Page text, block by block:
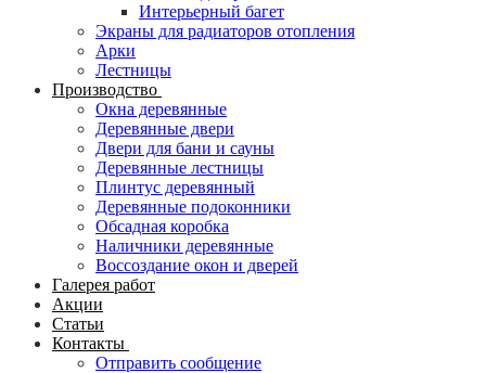
Интерьерный багет
Экраны для радиаторов отопления
Арки
Лестницы
Производство
Окна деревянные
Деревянные двери
Двери для бани и сауны
Деревянные лестницы
Плинтус деревянный
Деревянные подоконники
Обсадная коробка
Наличники деревянные
Воссоздание окон и дверей
Галерея работ
Акции
Статьи
Контакты
Отправить сообщение